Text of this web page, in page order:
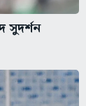
সুদর্শন